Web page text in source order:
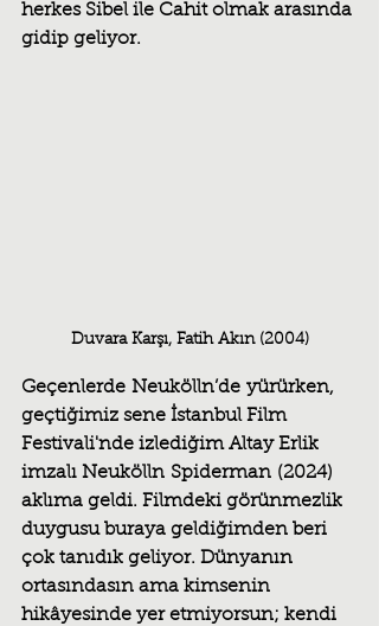
herkes Sibel ile Cahit olmak arasında
gidip geliyor.
Duvara Karşı, Fatih Akın (2004)
Geçenlerde Neukölln’de yürürken,
geçtiğimiz sene İstanbul Film
Festivali'nde izlediğim Altay Erlik
imzalı Neukölln Spiderman (2024)
aklıma geldi. Filmdeki görünmezlik
duygusu buraya geldiğimden beri
çok tanıdık geliyor. Dünyanın
ortasındasın ama kimsenin
hikâyesinde yer etmiyorsun; kendi